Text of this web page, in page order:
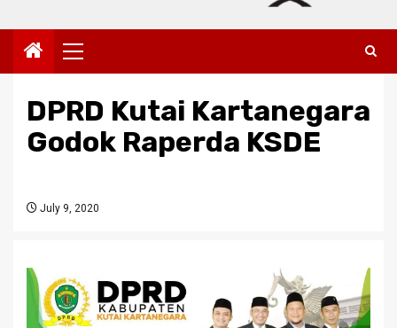
Primary
Menu
DPRD Kutai Kartanegara
Godok Raperda KSDE
July 9, 2020